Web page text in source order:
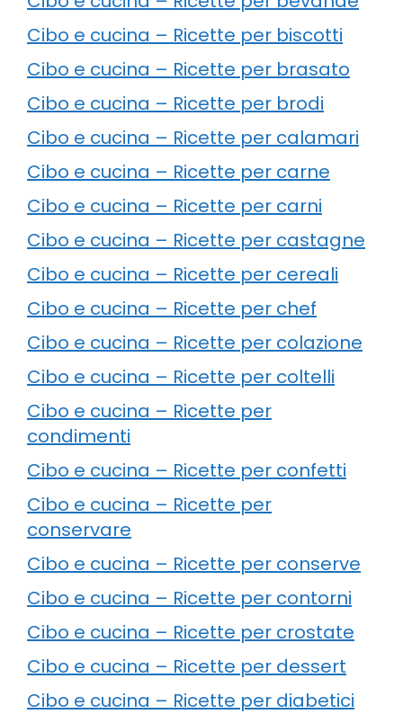
Cibo e cucina – Ricette per biscotti
Cibo e cucina – Ricette per brasato
Cibo e cucina – Ricette per brodi
Cibo e cucina – Ricette per calamari
Cibo e cucina – Ricette per carne
Cibo e cucina – Ricette per carni
Cibo e cucina – Ricette per castagne
Cibo e cucina – Ricette per cereali
Cibo e cucina – Ricette per chef
Cibo e cucina – Ricette per colazione
Cibo e cucina – Ricette per coltelli
Cibo e cucina – Ricette per
condimenti
Cibo e cucina – Ricette per confetti
Cibo e cucina – Ricette per
conservare
Cibo e cucina – Ricette per conserve
Cibo e cucina – Ricette per contorni
Cibo e cucina – Ricette per crostate
Cibo e cucina – Ricette per dessert
Cibo e cucina – Ricette per diabetici